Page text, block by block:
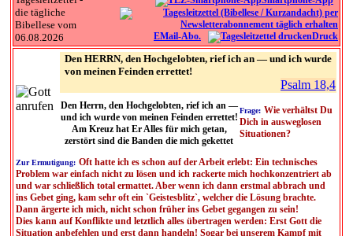
die tägliche
Bibellese vom
06.08.2026
EMail-Abo. Druck
Den HERRN, den Hochgelobten, rief ich an — und ich wurde
von meinen Feinden errettet!
Psalm 18,4
Den Herrn, den Hochgelobten, rief ich an —
und ich wurde von meinen Feinden errettet!
Am Kreuz hat Er Alles für mich getan,
zerstört sind die Banden die mich gekettet
Frage: Wie verhältst Du
Dich in ausweglosen
Situationen?
Zur Ermutigung: Oft hatte ich es schon auf der Arbeit erlebt: Ein technisches
Problem war einfach nicht zu lösen und ich rackerte mich hochkonzentriert ab
und war schließlich total ermattet. Aber wenn ich dann erstmal abbrach und
ins Gebet ging, kam sehr oft ein `Geistesblitz`, welcher die Lösung brachte.
Dann ärgerte ich mich, nicht schon früher ins Gebet gegangen zu sein!
Dies kann auf Konflikte und letztlich alles übertragen werden: Erst Gott die
Situation anbefehlen und erst dann handeln! Sogar bei unserem Kampf mit